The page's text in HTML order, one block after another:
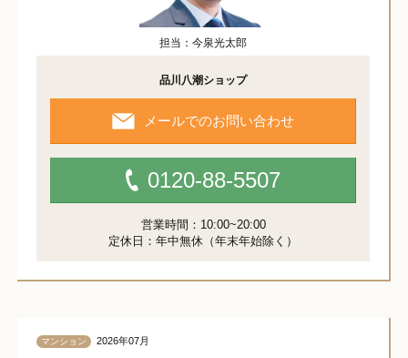
担当：今泉光太郎
品川八潮ショップ
メールでのお問い合わせ
0120-88-5507
営業時間：10:00~20:00
定休日：年中無休（年末年始除く）
マンション 2026年07月